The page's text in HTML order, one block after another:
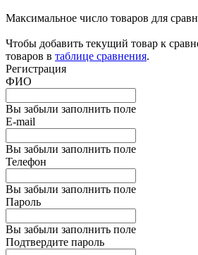
Максимальное число товаров для
Чтобы добавить текущий товар к
товаров в таблице сравнения.
Регистрация
ФИО
Вы забыли заполнить поле
E-mail
Вы забыли заполнить поле
Телефон
Вы забыли заполнить поле
Пароль
Вы забыли заполнить поле
Подтвердите пароль